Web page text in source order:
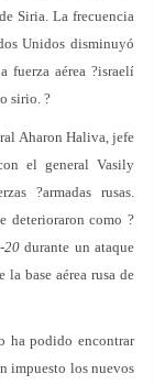
Siria. La frecuencia
Unidos disminuyó
fuerza aérea ?israelí
sirio. ?
Aharon Haliva, jefe
el general Vasily
?armadas rusas.
deterioraron como ?
20durante un ataque
base aérea rusa de
ha podido encontrar
impuesto los nuevos